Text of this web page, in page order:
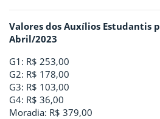
Valores dos Auxílios Estudantis
Abril/2023
G1: R$ 253,00
G2: R$ 178,00
G3: R$ 103,00
G4: R$ 36,00
Moradia: R$ 379,00